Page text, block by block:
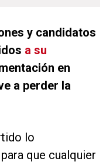
y candidatos
a su
en
a perder la
lo
que cualquier